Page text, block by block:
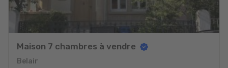
Maison 7 chambres à vendre
Belair